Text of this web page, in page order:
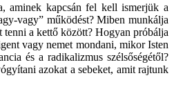
aminek kapcsán fel kell ismerjük a
vagy” működést? Miben munkálja
tenni a kettő között? Hogyan próbálja
vagy nemet mondani, mikor Isten
és a radikalizmus szélsőségétől?
azokat a sebeket, amit rajtunk